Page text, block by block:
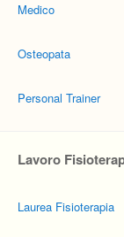
Medico
Osteopata
Personal Trainer
Lavoro
Laurea Fisioterapia